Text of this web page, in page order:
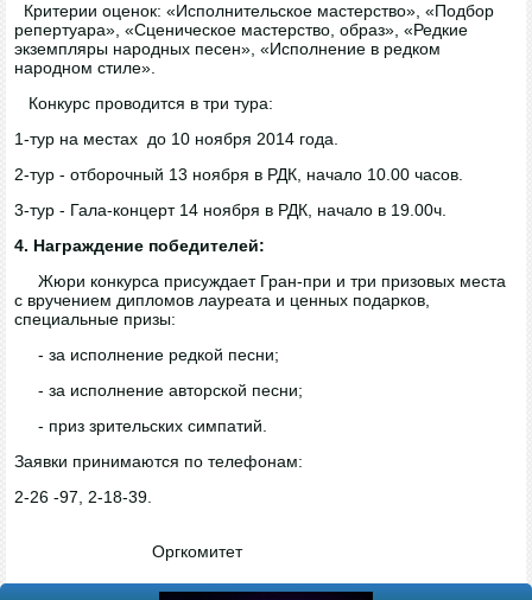
Критерии оценок: «Исполнительское мастерство», «Подбор
репертуара», «Сценическое мастерство, образ», «Редкие
экземпляры народных песен», «Исполнение в редком
народном стиле».
Конкурс проводится в три тура:
1-тур на местах до 10 ноября 2014 года.
2-тур - отборочный 13 ноября в РДК, начало 10.00 часов.
3-тур - Гала-концерт 14 ноября в РДК, начало в 19.00ч.
4. Награждение победителей:
Жюри конкурса присуждает Гран-при и три призовых места
с вручением дипломов лауреата и ценных подарков,
специальные призы:
- за исполнение редкой песни;
- за исполнение авторской песни;
- приз зрительских симпатий.
Заявки принимаются по телефонам:
2-26 -97, 2-18-39.
Оргкомитет